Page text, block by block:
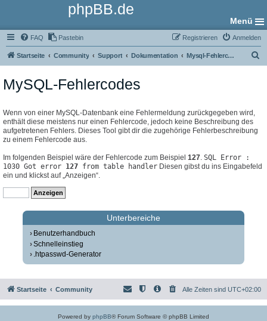
phpBB.de
Menü
FAQ Pastebin Anmelden
Registrieren
Startseite Community Support Dokumentation Mysql-Fehlercodes
MySQL-Fehlercodes
Wenn von einer MySQL-Datenbank eine Fehlermeldung zurückgegeben wird,
enthält diese meistens nur einen Fehlercode, jedoch keine Beschreibung des
aufgetretenen Fehlers. Dieses Tool gibt dir die zugehörige Fehlerbeschreibung
zu einem Fehlercode aus.
Im folgenden Beispiel wäre der Fehlercode zum Beispiel 127. SQL Error :
1030 Got error 127 from table handler Diesen gibst du ins Eingabefeld
ein und klickst auf „Anzeigen“.
Unterbereiche
Benutzerhandbuch
Schnelleinstieg
.htpasswd-Generator
Startseite Community Alle Zeiten sind UTC+02:00
Powered by phpBB® Forum Software © phpBB Limited